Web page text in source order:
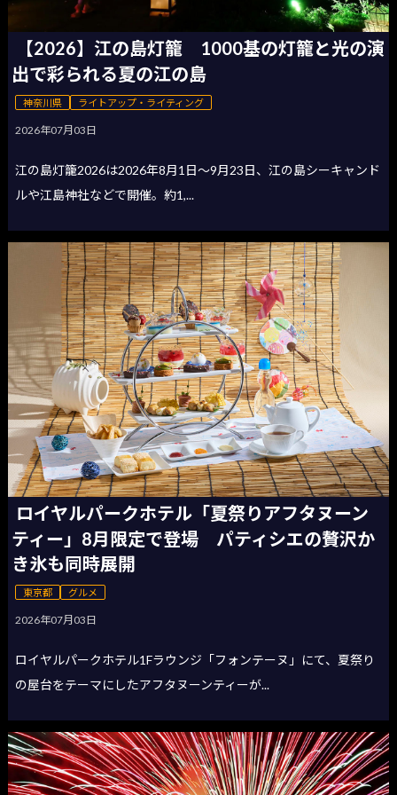
【2026】江の島灯籠 1000基の灯籠と光の演
出で彩られる夏の江の島
神奈川県 ライトアップ・ライティング
2026年07月03日
江の島灯籠2026は2026年8月1日〜9月23日、江の島シーキャンド
ルや江島神社などで開催。約1,...
ロイヤルパークホテル「夏祭りアフタヌーン
ティー」8月限定で登場 パティシエの贅沢か
き氷も同時展開
東京都 グルメ
2026年07月03日
ロイヤルパークホテル1Fラウンジ「フォンテーヌ」にて、夏祭り
の屋台をテーマにしたアフタヌーンティーが...